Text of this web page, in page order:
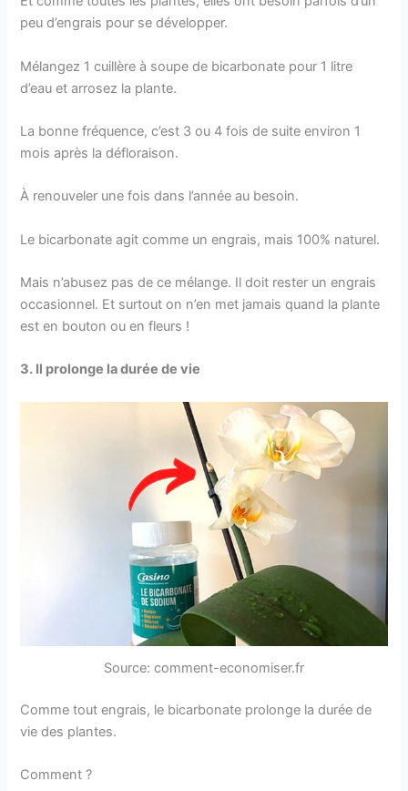
peu d’engrais pour se développer.
Mélangez 1 cuillère à soupe de bicarbonate pour 1 litre
d’eau et arrosez la plante.
La bonne fréquence, c’est 3 ou 4 fois de suite environ 1
mois après la défloraison.
À renouveler une fois dans l’année au besoin.
Le bicarbonate agit comme un engrais, mais 100% naturel.
Mais n’abusez pas de ce mélange. Il doit rester un engrais
occasionnel. Et surtout on n’en met jamais quand la plante
est en bouton ou en fleurs !
3. Il prolonge la durée de vie
Source: comment-economiser.fr
Comme tout engrais, le bicarbonate prolonge la durée de
vie des plantes.
Comment ?